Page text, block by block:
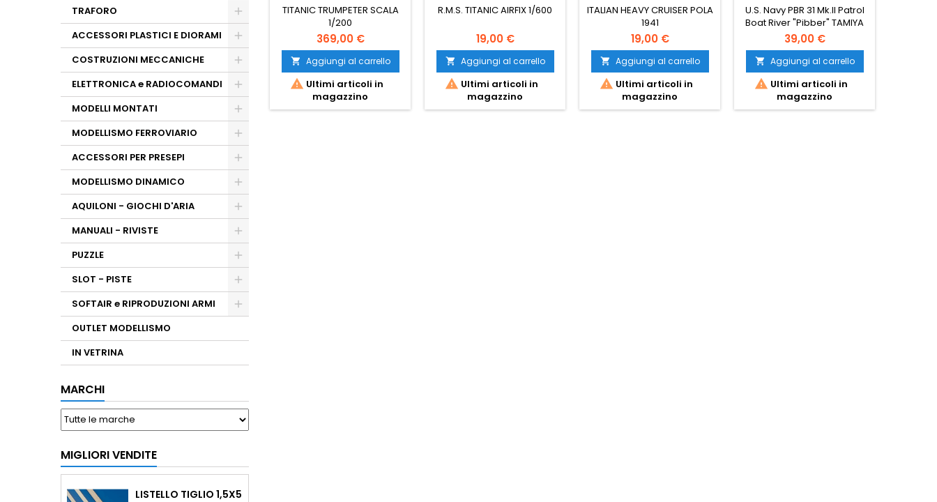
TRAFORO
ACCESSORI PLASTICI E DIORAMI
COSTRUZIONI MECCANICHE
ELETTRONICA e RADIOCOMANDI
MODELLI MONTATI
MODELLISMO FERROVIARIO
ACCESSORI PER PRESEPI
MODELLISMO DINAMICO
AQUILONI - GIOCHI D'ARIA
MANUALI - RIVISTE
PUZZLE
SLOT - PISTE
SOFTAIR e RIPRODUZIONI ARMI
OUTLET MODELLISMO
IN VETRINA
MARCHI
MIGLIORI VENDITE
LISTELLO TIGLIO 1,5X5
TITANIC TRUMPETER SCALA
1/200
369,00 €
 Aggiungi al carrello
 Ultimi articoli in
magazzino
R.M.S. TITANIC AIRFIX 1/600
19,00 €
 Aggiungi al carrello
 Ultimi articoli in
magazzino
ITALIAN HEAVY CRUISER POLA
1941
19,00 €
 Aggiungi al carrello
 Ultimi articoli in
magazzino
U.S. Navy PBR 31 Mk.II Patrol
Boat River "Pibber" TAMIYA
1/35
39,00 €
 Aggiungi al carrello
 Ultimi articoli in
magazzino